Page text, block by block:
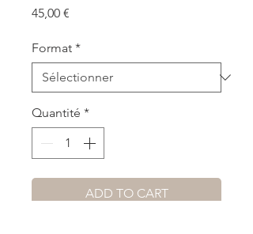
45,00 €
Format *
Quantité *
ADD TO CART